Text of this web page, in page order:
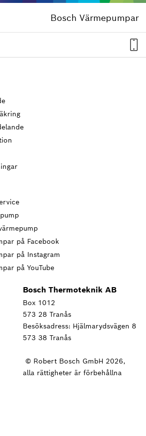
Bosch Värmepumpar
på Facebook
på Instagram
på YouTube
Bosch Thermoteknik AB
Box 1012
573 28 Tranås
Besöksadress: Hjälmarydsvägen 8
573 38 Tranås
© Robert Bosch GmbH 2026,
alla rättigheter är förbehållna